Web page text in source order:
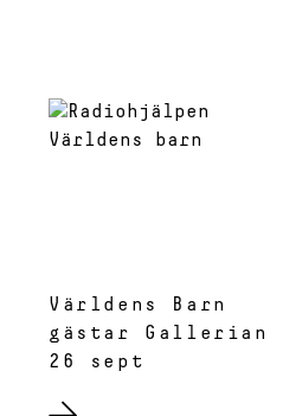
Världens Barn
gästar Gallerian
26 sept